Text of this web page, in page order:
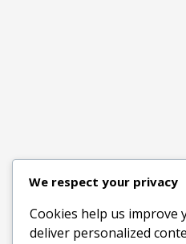
We respect your privacy
Cookies help us improve
deliver personalized